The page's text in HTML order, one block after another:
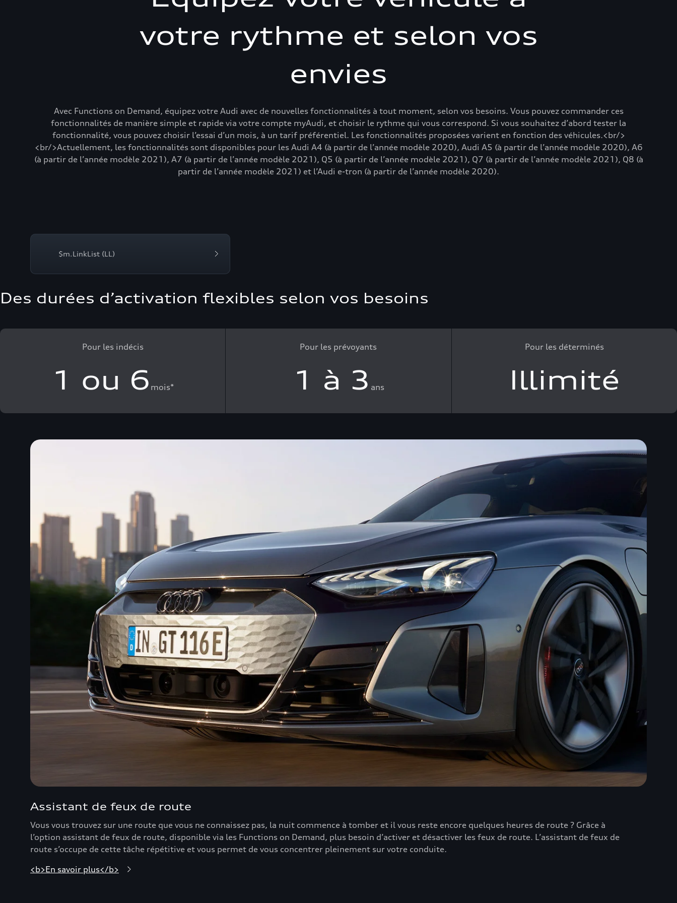
votre rythme et selon vos
envies
Avec Functions on Demand, équipez votre Audi avec de nouvelles fonctionnalités à tout moment, selon vos besoins. Vous pouvez commander ces
fonctionnalités de manière simple et rapide via votre compte myAudi, et choisir le rythme qui vous correspond. Si vous souhaitez d’abord tester la
fonctionnalité, vous pouvez choisir l’essai d’un mois, à un tarif préférentiel. Les fonctionnalités proposées varient en fonction des véhicules.<br/>
<br/>Actuellement, les fonctionnalités sont disponibles pour les Audi A4 (à partir de l’année modèle 2020), Audi A5 (à partir de l’année modèle 2020), A6
(à partir de l’année modèle 2021), A7 (à partir de l’année modèle 2021), Q5 (à partir de l’année modèle 2021), Q7 (à partir de l’année modèle 2021), Q8 (à
partir de l’année modèle 2021) et l’Audi e-tron (à partir de l’année modèle 2020).
$m.LinkList (LL)
Des durées d’activation flexibles selon vos besoins
Pour les indécis
1 ou 6 mois*
Pour les prévoyants
1 à 3 ans
Pour les déterminés
Illimité
Assistant de feux de route
Vous vous trouvez sur une route que vous ne connaissez pas, la nuit commence à tomber et il vous reste encore quelques heures de route ? Grâce à
l’option assistant de feux de route, disponible via les Functions on Demand, plus besoin d’activer et désactiver les feux de route. L’assistant de feux de
route s’occupe de cette tâche répétitive et vous permet de vous concentrer pleinement sur votre conduite.
<b>En savoir plus</b>